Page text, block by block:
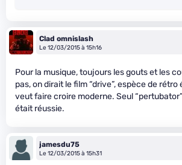
Clad omnislash
Le 12/03/2015 à 15h16
Pour la musique, toujours les gouts et les
pas, on dirait le film “drive”, espèce de rétro
veut faire croire moderne. Seul
était réussie.
jamesdu75
Le 12/03/2015 à 15h31